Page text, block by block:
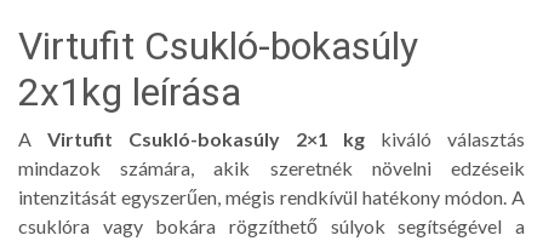
Virtufit Csukló-bokasúly
2x1kg leírása
A Virtufit Csukló-bokasúly 2×1 kg kiváló választás
mindazok számára, akik szeretnék növelni edzéseik
intenzitását egyszerűen, mégis rendkívül hatékony módon. A
csuklóra vagy bokára rögzíthető súlyok segítségével a